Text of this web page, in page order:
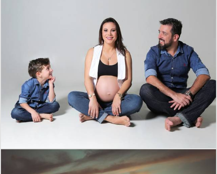
1929 0